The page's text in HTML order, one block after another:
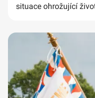
situace ohrožující